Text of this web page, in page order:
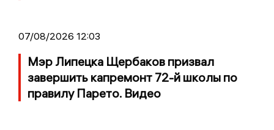
07/08/2026 12:03
Мэр Липецка Щербаков призвал
завершить капремонт 72-й школы по
правилу Парето. Видео